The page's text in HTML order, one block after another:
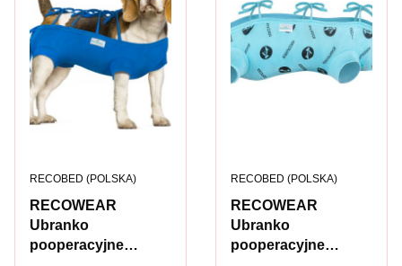
RECOWEAR
Ubranko
pooperacyjne
PRODUCENT
RECOBED (POLSKA)
RECOWEAR
Ubranko
pooperacyjne
PRODUCENT
RECOBED (POLSKA)